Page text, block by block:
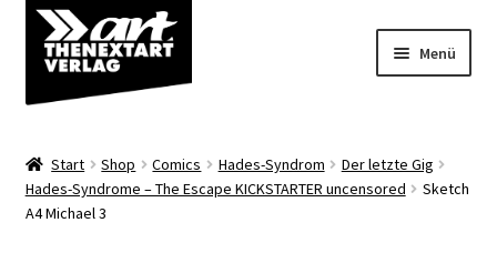
Zur
Navigation
springen
Zum
Inhalt
springen
Menü
Shop
Start Shop Comics Hades-Syndrom
Der letzte Gig
Hades-Syndrome – The Escape KICKSTARTER uncensored
Sketch
A4 Michael 3